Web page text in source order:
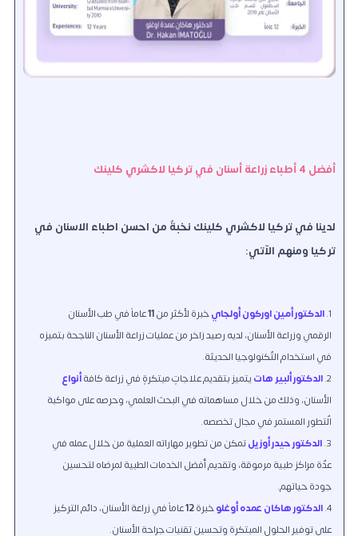
أفضل 4 أطباء زراعة أسنان في تركيا لاكشري كلينك
لدينا في تركيا لاكشري كلينك نخبةٌ من احسن اطباء الاسنان في
تركيا ومنهم الآتي:
الدكتور أمين اوركون أولجايخبرة لأكثر من11عاماً في طب الأسنان
الرقمي وزراعة الأسنان، لديه رصيد زاخر من عمليات زراعة الأسنان الناجحة بتميزه
في استخدام التّكنولوجيا الحديثة.
الدكتور ألبير هاتيتميز بتقديم علاجاتٍ مبتكرةٍ في زراعة كافةأنواع
الأسنان، وذلك من خلال مساهماته في البحث العلمي، وحرصه على مواكبة
الّتطور المستمر في مجال تخصصه.
الدكتور حيدر أوزيلتمكن من تطوير مهاراته العملية من خلال عمله في
عدّة مراكز طبية مرموقة، وتقديم أفضل الخدمات الطبية لمرضاه لتحسين
جودة حياتهم.
الدكتور هاكان عمده أوغلوخبرة12عاماً في زراعة الأسنان، دائم التركيز
على توفير الحلول المبتكرة وتحسين تقنيات جراحة الأسنان.